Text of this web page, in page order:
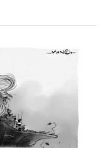
يظهر في استطلاعات
مضمونا أن نتنياهو
تشرين الأول/أكتوبر
تناوبت 4
الرأي العام، كمنافس
وخلال هذه الفترة،
في طريقه ليكون